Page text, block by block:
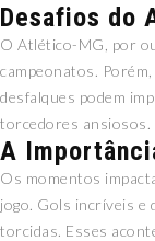
Desafios do
O Atlético-MG, por
campeonatos.
desfalques podem
torcedores ansiosos.
A
Os momentos
jogo. Gols incríveis e
torcidas. Esses